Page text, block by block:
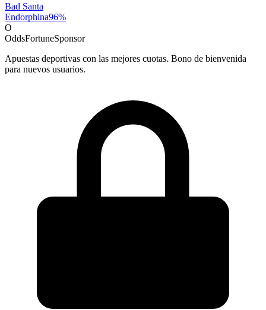
Bad Santa
Endorphina96%
O
OddsFortuneSponsor
Apuestas deportivas con las mejores cuotas. Bono de bienvenida
para nuevos usuarios.